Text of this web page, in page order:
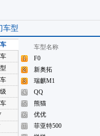
车型
车型名称
F0
新奥拓
瑞麒M1
QQ
熊猫
优优
菲亚特500